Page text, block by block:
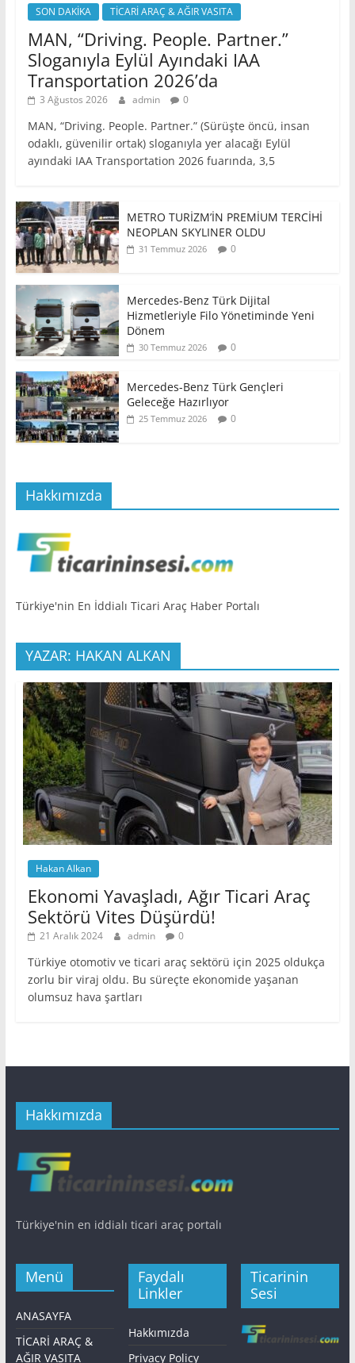
SON DAKİKA TİCARİ ARAÇ & AĞIR VASITA
MAN, “Driving. People. Partner.”
Sloganıyla Eylül Ayındaki IAA
Transportation 2026’da
3 Ağustos 2026 admin 0
MAN, “Driving. People. Partner.” (Sürüşte öncü, insan
odaklı, güvenilir ortak) sloganıyla yer alacağı Eylül
ayındaki IAA Transportation 2026 fuarında, 3,5
METRO TURİZM’İN PREMİUM TERCİHİ
NEOPLAN SKYLINER OLDU
31 Temmuz 2026 0
Mercedes-Benz Türk Dijital
Hizmetleriyle Filo Yönetiminde Yeni
Dönem
30 Temmuz 2026 0
Mercedes-Benz Türk Gençleri
Geleceğe Hazırlıyor
25 Temmuz 2026 0
Hakkımızda
Türkiye'nin En İddialı Ticari Araç Haber Portalı
YAZAR: HAKAN ALKAN
Hakan Alkan
Ekonomi Yavaşladı, Ağır Ticari Araç
Sektörü Vites Düşürdü!
21 Aralık 2024 admin 0
Türkiye otomotiv ve ticari araç sektörü için 2025 oldukça
zorlu bir viraj oldu. Bu süreçte ekonomide yaşanan
olumsuz hava şartları
Hakkımızda
Türkiye'nin en iddialı ticari araç portalı
Menü
ANASAYFA
TİCARİ ARAÇ &
AĞIR VASITA
Faydalı
Linkler
Hakkımızda
Privacy Policy
Ticarinin
Sesi